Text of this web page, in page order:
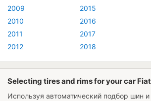
2009
2010
2011
2012
2015
2016
2017
2018
Selecting tires and rims for your car
Используя автоматический подбор шин